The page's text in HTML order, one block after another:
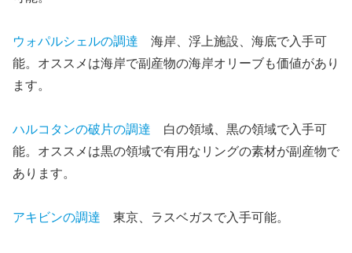
ウォパルシェルの調達 海岸、浮上施設、海底で入手可
能。オススメは海岸で副産物の海岸オリーブも価値があり
ます。
ハルコタンの破片の調達 白の領域、黒の領域で入手可
能。オススメは黒の領域で有用なリングの素材が副産物で
あります。
アキビンの調達 東京、ラスベガスで入手可能。